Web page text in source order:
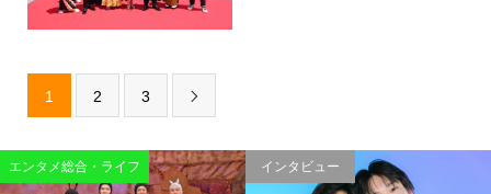
1 2 3 
エンタメ総合・ライフ インタビュー